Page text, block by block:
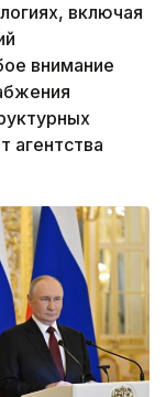
включая
внимание
агентства